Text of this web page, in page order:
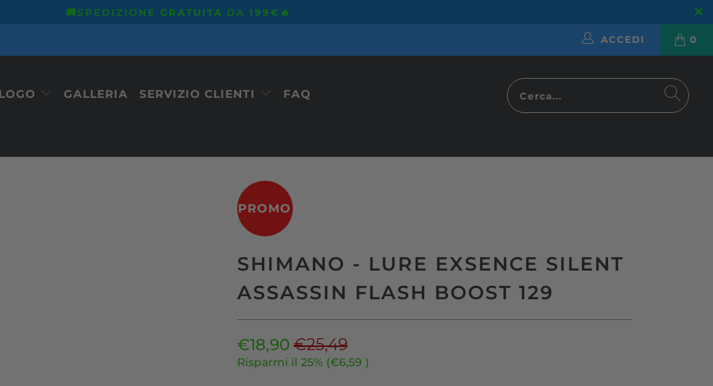
🚚SPEDIZIONE GRATUITA DA 199€ 🔥
0
ACCEDI
GALLERIA SERVIZIO CLIENTI FAQ
PROMO
SHIMANO - LURE EXSENCE SILENT
ASSASSIN FLASH BOOST 129
€18,90€25,49
Risparmi il 25% (€6,59 )